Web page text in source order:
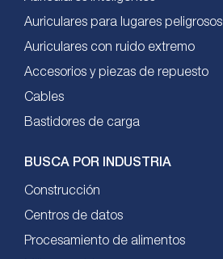
Auriculares para lugares peligrosos
Auriculares con ruido extremo
Accesorios y piezas de repuesto
Cables
Bastidores de carga
BUSCA POR INDUSTRIA
Construcción
Centros de datos
Procesamiento de alimentos